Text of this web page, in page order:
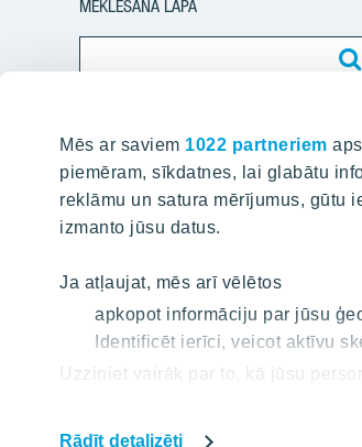
Mēs ar saviem 1022 partneriem
piemēram, sīkdatnes, lai glabātu
reklāmu un satura mērījumus, gūtu
izmanto jūsu datus.
Ja atļaujat, mēs arī vēlētos
apkopot informāciju par jūsu
Identificēt ierīci, veicot aktīvu
Uzziniet vairāk par to, kā jūsu
Rādīt detalizēti
MEKLĒŠANA LAPĀ